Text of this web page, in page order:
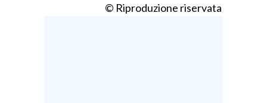
© Riproduzione riservata